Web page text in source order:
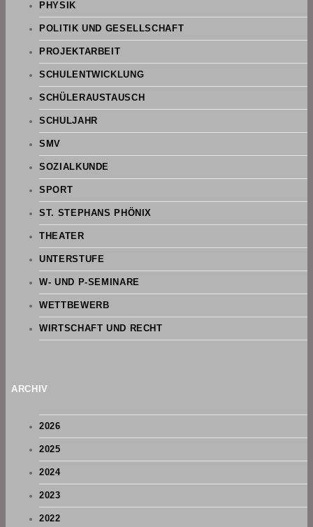
PHYSIK
POLITIK UND GESELLSCHAFT
PROJEKTARBEIT
SCHULENTWICKLUNG
SCHÜLERAUSTAUSCH
SCHULJAHR
SMV
SOZIALKUNDE
SPORT
ST. STEPHANS PHÖNIX
THEATER
UNTERSTUFE
W- UND P-SEMINARE
WETTBEWERB
WIRTSCHAFT UND RECHT
ARCHIV
2026
2025
2024
2023
2022